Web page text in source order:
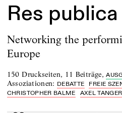
Res
Networking the
Europe
150 Druckseiten, 11 Beiträge,
Assoziationen: DEBATTE FREIE
CHRISTOPHER BALME
AXEL